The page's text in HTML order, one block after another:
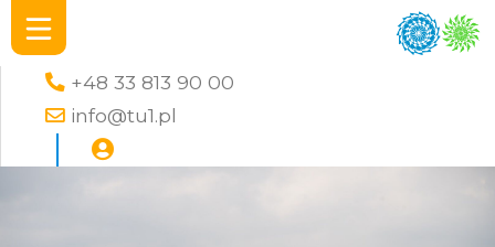
+48 33 813 90 00
info@tu1.pl